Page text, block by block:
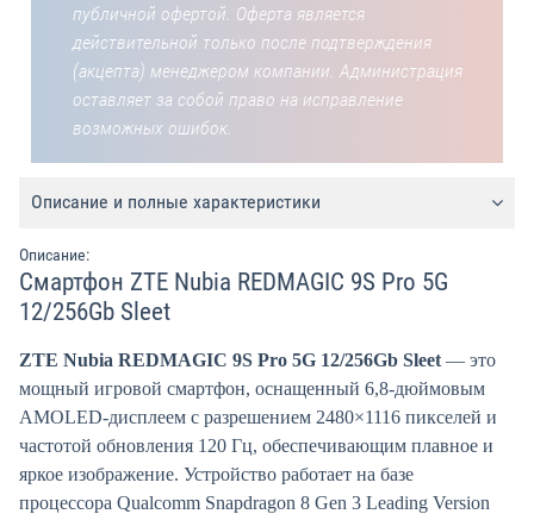
публичной офертой. Оферта является
действительной только после подтверждения
(акцепта) менеджером компании. Администрация
оставляет за собой право на исправление
возможных ошибок.
Описание и полные характеристики
Описание:
Смартфон ZTE Nubia REDMAGIC 9S Pro 5G
12/256Gb Sleet
ZTE Nubia REDMAGIC 9S Pro 5G 12/256Gb Sleet — это
мощный игровой смартфон, оснащенный 6,8-дюймовым
AMOLED-дисплеем с разрешением 2480×1116 пикселей и
частотой обновления 120 Гц, обеспечивающим плавное и
яркое изображение. Устройство работает на базе
процессора Qualcomm Snapdragon 8 Gen 3 Leading Version